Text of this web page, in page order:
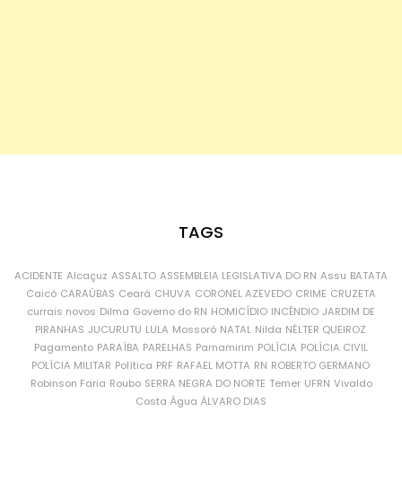
TAGS
ACIDENTE Alcaçuz ASSALTO ASSEMBLEIA LEGISLATIVA DO RN Assu BATATA
Caicó CARAÚBAS Ceará CHUVA CORONEL AZEVEDO CRIME CRUZETA
currais novos Dilma Governo do RN HOMICÍDIO INCÊNDIO JARDIM DE
PIRANHAS JUCURUTU LULA Mossoró NATAL Nilda NÉLTER QUEIROZ
Pagamento PARAÍBA PARELHAS Parnamirim POLÍCIA POLÍCIA CIVIL
POLÍCIA MILITAR Política PRF RAFAEL MOTTA RN ROBERTO GERMANO
Robinson Faria Roubo SERRA NEGRA DO NORTE Temer UFRN Vivaldo
Costa Água ÁLVARO DIAS